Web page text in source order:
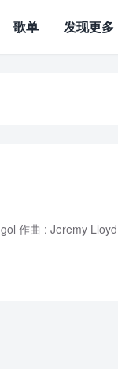
歌单 发现更多
作曲 : Jeremy